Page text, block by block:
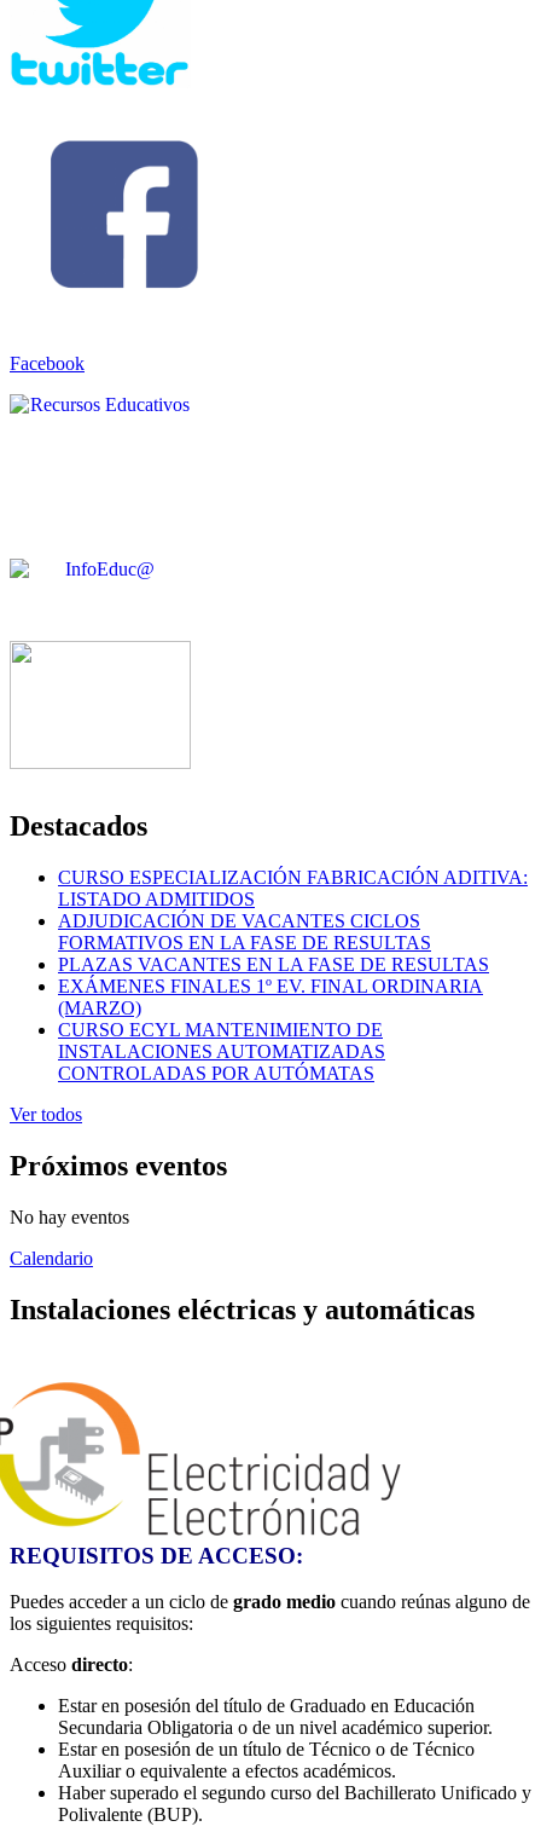
Facebook
Destacados
CURSO ESPECIALIZACIÓN FABRICACIÓN ADITIVA:
LISTADO ADMITIDOS
ADJUDICACIÓN DE VACANTES CICLOS
FORMATIVOS EN LA FASE DE RESULTAS
PLAZAS VACANTES EN LA FASE DE RESULTAS
EXÁMENES FINALES 1º EV. FINAL ORDINARIA
(MARZO)
CURSO ECYL MANTENIMIENTO DE
INSTALACIONES AUTOMATIZADAS
CONTROLADAS POR AUTÓMATAS
Ver todos
Próximos eventos
No hay eventos
Calendario
Instalaciones eléctricas y automáticas
REQUISITOS DE ACCESO:
Puedes acceder a un ciclo de grado medio cuando reúnas alguno de
los siguientes requisitos:
Acceso directo:
Estar en posesión del título de Graduado en Educación
Secundaria Obligatoria o de un nivel académico superior.
Estar en posesión de un título de Técnico o de Técnico
Auxiliar o equivalente a efectos académicos.
Haber superado el segundo curso del Bachillerato Unificado y
Polivalente (BUP).